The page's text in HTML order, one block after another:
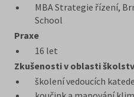
MBA Strategie řízení,
School
Praxe
16 let
Zkušenosti v oblasti
školení vedoucích